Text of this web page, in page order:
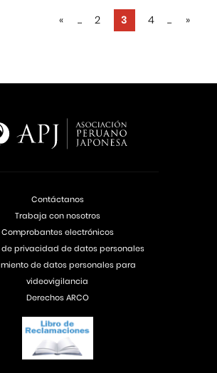
« ... 2 3 4 ... »
Contáctanos
Trabaja con nosotros
Comprobantes electrónicos
de privacidad de datos personales
de datos personales para
videovigilancia
Derechos ARCO